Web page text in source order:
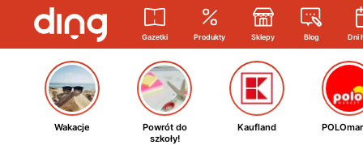
Gazetki Produkty Sklepy Blog Dni
Wakacje
Powrót do
szkoły!
Kaufland